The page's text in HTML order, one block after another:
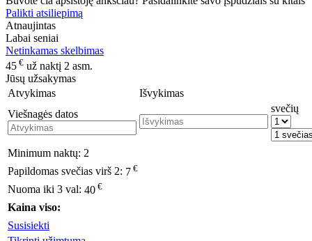
Palikti atsiliepimą
Atnaujintas
Labai seniai
Netinkamas skelbimas
45 € už naktį 2 asm.
Jūsų užsakymas
Atvykimas
Išvykimas
Viešnagės datos
svečių
Minimum naktų: 2
Papildomas svečias virš 2: 7 €
Nuoma iki 3 val: 40 €
Kaina viso:
Susisiekti